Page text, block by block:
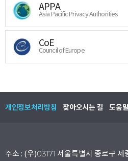
APPA
Asia Pacific Privacy Authorities
CoE
Council of Europe
개인정보처리방침 찾아오시는 길 도움
주소 : (우)03171 서울특별시 종로구